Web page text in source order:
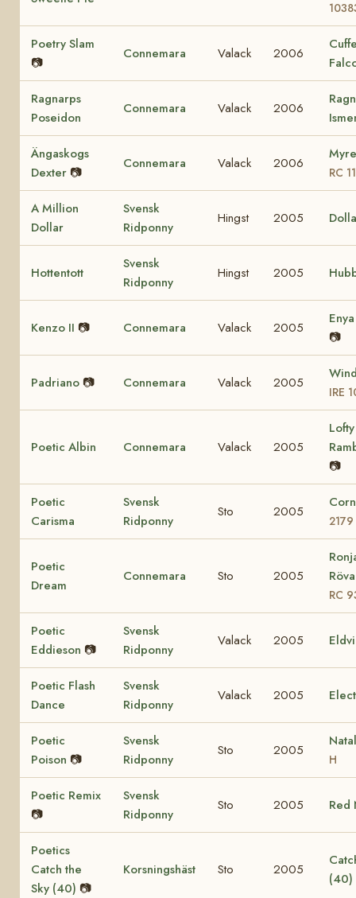
Poetry Slam
📷
Connemara Valack 2006
Ragnarps
Poseidon
Connemara Valack 2006
Ängaskogs
Dexter 📷
Connemara Valack 2006
RC
A Million
Dollar
Svensk
Ridponny
Hingst 2005
Hottentott
Svensk
Ridponny
Hingst 2005
Kenzo II 📷 Connemara Valack 2005
📷
Padriano 📷 Connemara Valack 2005
IRE
Poetic Albin Connemara Valack 2005
📷
Poetic
Carisma
Svensk
Ridponny
Sto 2005
2179
Poetic
Dream
Connemara Sto 2005
RC
Poetic
Eddieson 📷
Svensk
Ridponny
Valack 2005
Poetic Flash
Dance
Svensk
Ridponny
Valack 2005
Poetic
Poison 📷
Svensk
Ridponny
Sto 2005
H
Poetic Remix
📷
Svensk
Ridponny
Sto 2005 Red
Poetics
Catch the
Sky (40) 📷
Korsningshäst Sto 2005
(40)